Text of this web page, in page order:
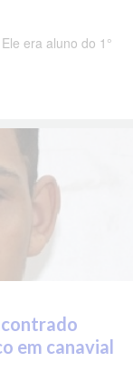
era aluno do 1°
em canavial